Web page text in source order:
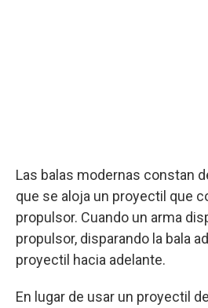
Las balas modernas constan
que se aloja un proyectil que
propulsor. Cuando un arma
propulsor, disparando la bala
proyectil hacia adelante.
En lugar de usar un proyectil